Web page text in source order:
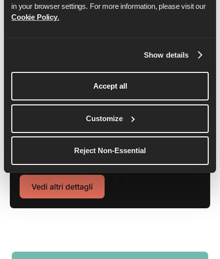
in your browser settings. For more information, please visit our
Cookie Policy.
Show details
Accept all
Customize
Reject Non-Essential
Dom Maskell
Vedi altri dettagli